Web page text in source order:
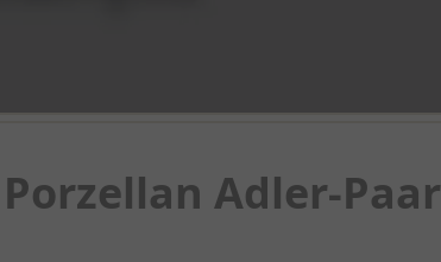
Porzellan Adler-Paar